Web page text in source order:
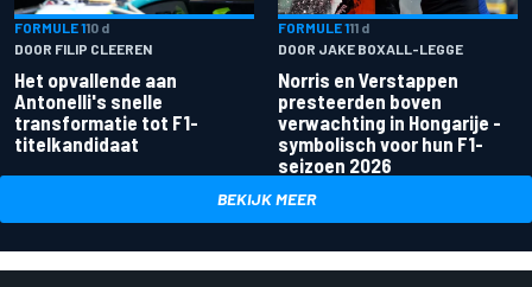
FORMULE 110 d
DOOR FILIP CLEEREN
Het opvallende aan
Antonelli's snelle
transformatie tot F1-
titelkandidaat
FORMULE 111 d
DOOR JAKE BOXALL-LEGGE
Norris en Verstappen
presteerden boven
verwachting in Hongarije -
symbolisch voor hun F1-
seizoen 2026
BEKIJK MEER